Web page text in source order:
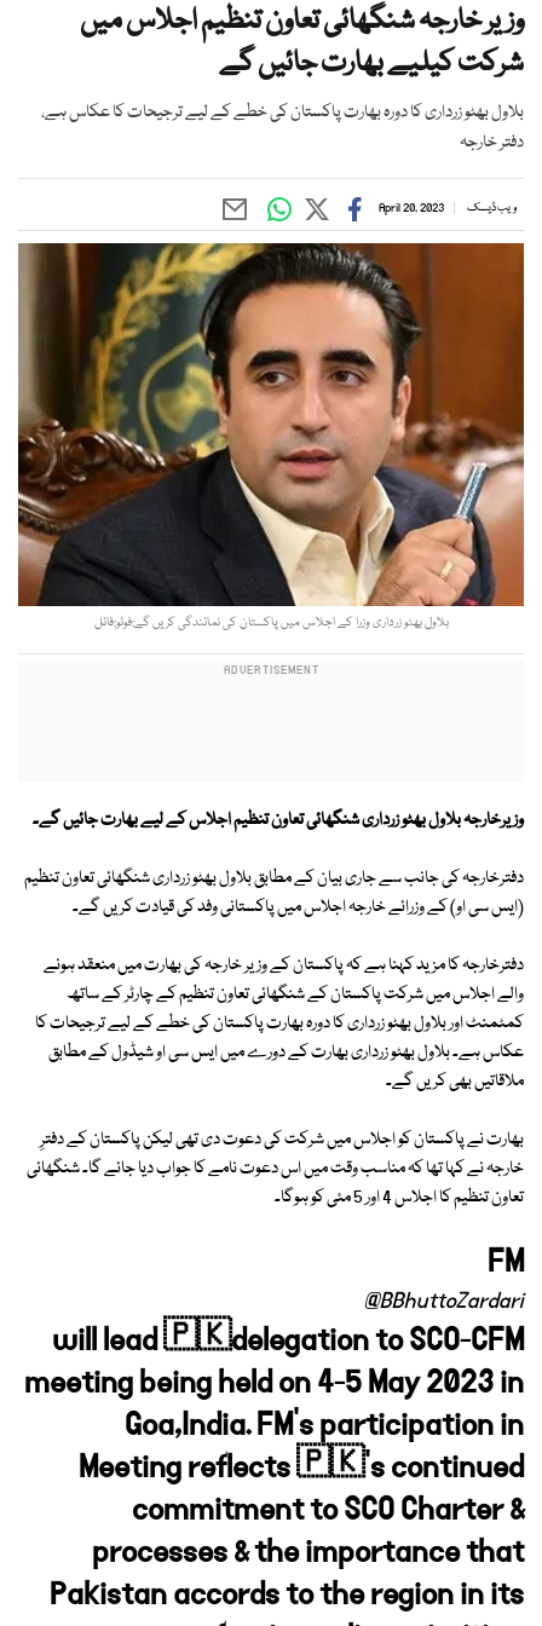
وزیر خارجہ شنگھائی تعاون تنظیم اجلاس میں
شرکت کیلیے بھارت جائیں گے
بلاول بھٹو زرداری کا دورہ بھارت پاکستان کی خطے کے لیے ترجیحات کا عکاس ہے،
دفتر خارجہ
ویب ڈیسک April 20, 2023
بلاول بھٹو زرداری وزرا کے اجلاس میں پاکستان کی نمائندگی کریں گے:فوٹو:فائل
وزیرخارجہ بلاول بھٹو زرداری شنگھائی تعاون تنظیم اجلاس کے لیے بھارت جائیں گے۔
دفترخارجہ کی جانب سے جاری بیان کے مطابق بلاول بھٹو زرداری شنگھائی تعاون تنظیم
(ایس سی او) کے وزرائے خارجہ اجلاس میں پاکستانی وفد کی قیادت کریں گے۔
دفترخارجہ کا مزید کہنا ہے کہ پاکستان کے وزیر خارجہ کی بھارت میں منعقد ہونے
والے اجلاس میں شرکت پاکستان کے شنگھائی تعاون تنظیم کے چارٹر کے ساتھ
کمٹمنٹ اور بلاول بھٹو زرداری کا دورہ بھارت پاکستان کی خطے کے لیے ترجیحات کا
عکاس ہے۔ بلاول بھٹو زرداری بھارت کے دورے میں ایس سی او شیڈول کے مطابق
ملاقاتیں بھی کریں گے۔
بھارت نے پاکستان کو اجلاس میں شرکت کی دعوت دی تھی لیکن پاکستان کے دفترِ
خارجہ نے کہا تھا کہ مناسب وقت میں اس دعوت نامے کا جواب دیا جائے گا۔ شنگھائی
تعاون تنظیم کا اجلاس 4 اور 5 مئی کو ہوگا۔
FM
@BBhuttoZardari
will lead 🇵🇰delegation to SCO-CFM
meeting being held on 4-5 May 2023 in
Goa,India. FM’s participation in
Meeting reflects 🇵🇰’s continued
commitment to SCO Charter &
processes & the importance that
Pakistan accords to the region in its